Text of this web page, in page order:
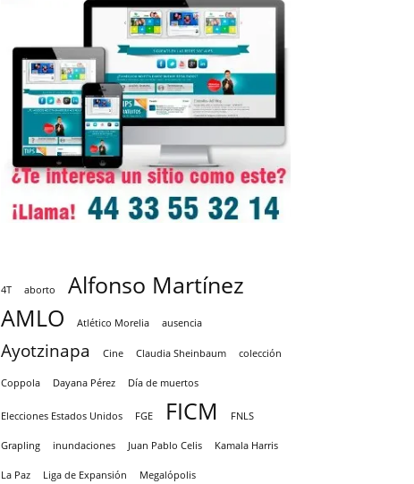
4T aborto
Alfonso Martínez
AMLO
Atlético Morelia ausencia
Ayotzinapa Cine Claudia Sheinbaum colección
Coppola Dayana Pérez Día de muertos
Elecciones Estados Unidos FGE FICM FNLS
Grapling inundaciones Juan Pablo Celis Kamala Harris
La Paz Liga de Expansión Megalópolis